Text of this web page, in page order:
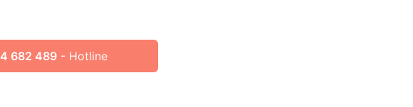
682 489 - Hotline